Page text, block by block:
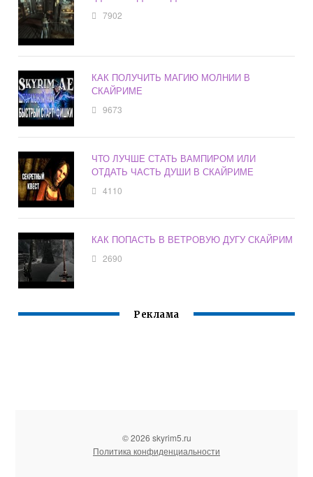
7902
КАК ПОЛУЧИТЬ МАГИЮ МОЛНИИ В
СКАЙРИМЕ
9673
ЧТО ЛУЧШЕ СТАТЬ ВАМПИРОМ ИЛИ
ОТДАТЬ ЧАСТЬ ДУШИ В СКАЙРИМЕ
4110
КАК ПОПАСТЬ В ВЕТРОВУЮ ДУГУ СКАЙРИМ
2690
Реклама
© 2026 skyrim5.ru
Политика конфиденциальности